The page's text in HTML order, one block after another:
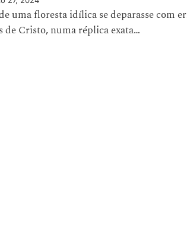
uma floresta idílica se deparasse com
de Cristo, numa réplica exata…